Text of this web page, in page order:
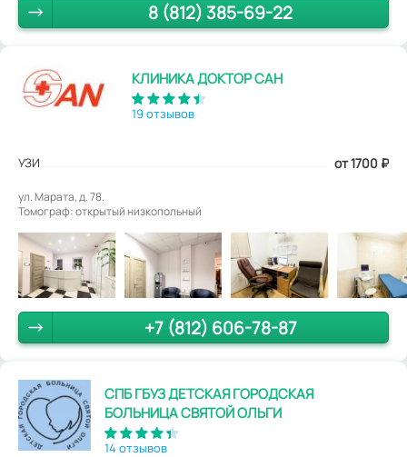
8 (812) 385-69-22
КЛИНИКА ДОКТОР САН
19 отзывов
УЗИ от 1700 ₽
ул. Марата, д. 78.
Томограф: открытый низкопольный
+7 (812) 606-78-87
СПБ ГБУЗ ДЕТСКАЯ ГОРОДСКАЯ
БОЛЬНИЦА СВЯТОЙ ОЛЬГИ
14 отзывов